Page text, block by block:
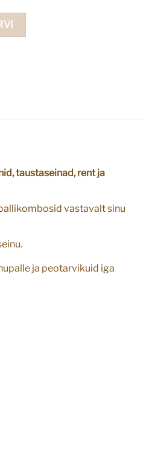
86cm kogus
taustaseinad, rent ja
vastavalt sinu
ja peotarvikuid iga